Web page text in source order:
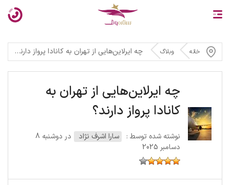
خانه وبلاگ چه ایرلاین‌هایی از تهران به کانادا پرواز دارند؟
چه ایرلاین‌هایی از تهران به
کانادا پرواز دارند؟
نوشته شده توسط : سارا اشرف نژاد
در دوشنبه 8
دسامبر 2025